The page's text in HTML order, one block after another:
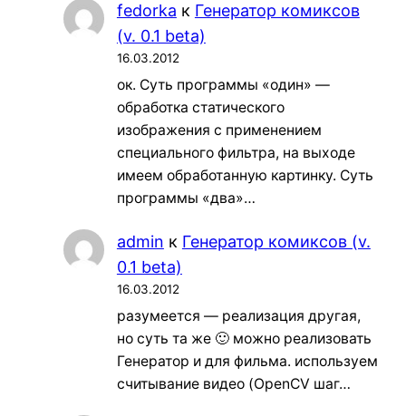
fedorka к Генератор комиксов
(v. 0.1 beta)
16.03.2012
ок. Суть программы «один» —
обработка статического
изображения с применением
специального фильтра, на выходе
имеем обработанную картинку. Суть
программы «два»…
admin к Генератор комиксов (v.
0.1 beta)
16.03.2012
разумеется — реализация другая,
но суть та же 🙂 можно реализовать
Генератор и для фильма. используем
считывание видео (OpenCV шаг…